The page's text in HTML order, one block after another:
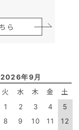
ら
2026年9月
火 水 木 金 土
1 2 3 4
5
8 9 10 11
12